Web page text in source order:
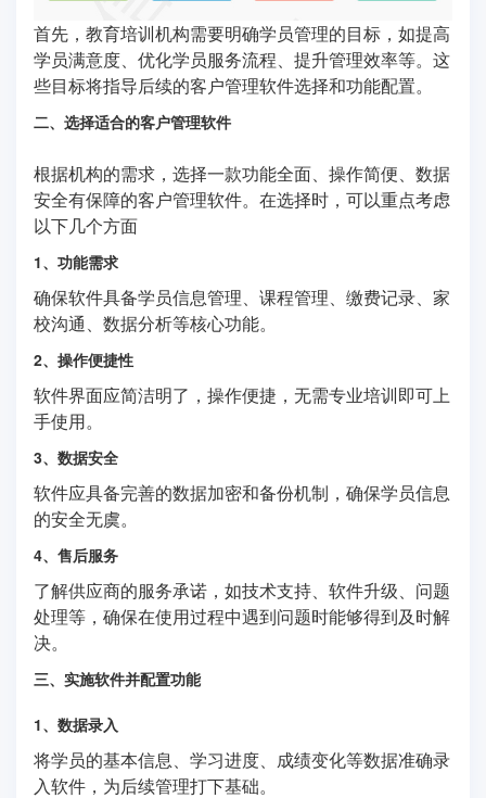
首先，教育培训机构需要明确学员管理的目标，如提高
学员满意度、优化学员服务流程、提升管理效率等。这
些目标将指导后续的客户管理软件选择和功能配置。
二、选择适合的客户管理软件
根据机构的需求，选择一款功能全面、操作简便、数据
安全有保障的客户管理软件。在选择时，可以重点考虑
以下几个方面
1、功能需求
确保软件具备学员信息管理、课程管理、缴费记录、家
校沟通、数据分析等核心功能。
2、操作便捷性
软件界面应简洁明了，操作便捷，无需专业培训即可上
手使用。
3、数据安全
软件应具备完善的数据加密和备份机制，确保学员信息
的安全无虞。
4、售后服务
了解供应商的服务承诺，如技术支持、软件升级、问题
处理等，确保在使用过程中遇到问题时能够得到及时解
决。
三、实施软件并配置功能
1、数据录入
将学员的基本信息、学习进度、成绩变化等数据准确录
入软件，为后续管理打下基础。